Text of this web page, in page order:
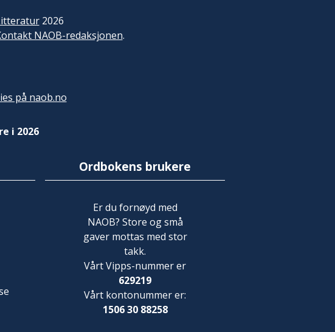
2026
NAOB-redaksjonen.
på naob.no
i 2026
Ordbokens brukere
Er du fornøyd med
NAOB? Store og små
gaver mottas med stor
takk.
Vårt Vipps-nummer er
629219
Vårt kontonummer er:
1506 30 88258